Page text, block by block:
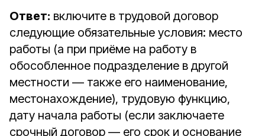
Ответ: включите в трудовой договор
следующие обязательные условия: место
работы (а при приёме на работу в
обособленное подразделение в другой
местности — также его наименование,
местонахождение), трудовую функцию,
дату начала работы (если заключаете
срочный договор — его срок и основание